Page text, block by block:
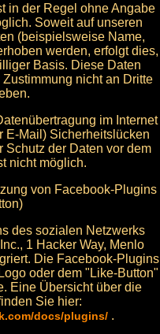
in der Regel ohne Angabe
Soweit auf unseren
(beispielsweise Name,
werden, erfolgt dies,
Basis. Diese Daten
nicht an Dritte
im Internet
E-Mail) Sicherheitslücken
der Daten vor dem
nicht möglich.
von Facebook-Plugins
des sozialen Netzwerks
1 Hacker Way, Menlo
Die Facebook-Plugins
oder dem "Like-Button"
Eine Übersicht über die
Sie hier:
docs/plugins/ .